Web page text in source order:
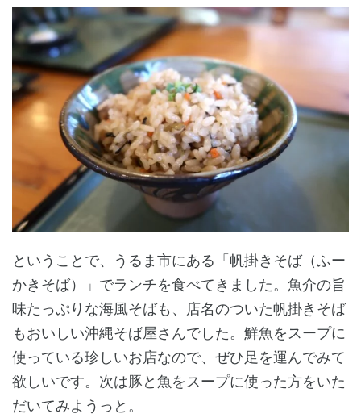
ということで、うるま市にある「帆掛きそば（ふー
かきそば）」でランチを食べてきました。魚介の旨
味たっぷりな海風そばも、店名のついた帆掛きそば
もおいしい沖縄そば屋さんでした。鮮魚をスープに
使っている珍しいお店なので、ぜひ足を運んでみて
欲しいです。次は豚と魚をスープに使った方をいた
だいてみようっと。